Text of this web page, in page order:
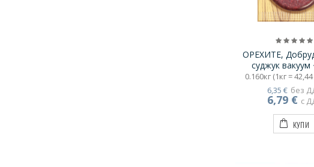
ОРЕХИТЕ,
суджук вакуум
0.160кг (1кг =
без
6,35 €
с
6,79 €
КУПИ